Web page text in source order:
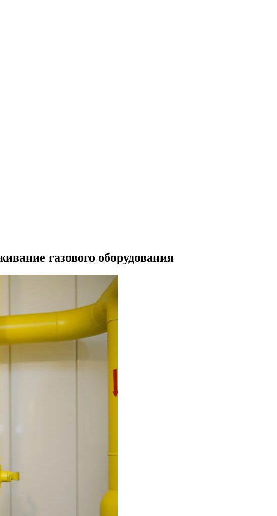
газового оборудования